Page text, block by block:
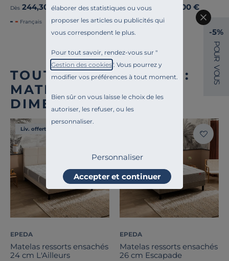
élaborer des statistiques ou vous
proposer les articles ou publicités qui
vous correspondent le plus.
Pour tout savoir, rendez-vous sur "
Gestion des cookies". Vous pourrez y
modifier vos préférences à tout moment.
Bien sûr on vous laisse le choix de les
autoriser, les refuser, ou les
personnaliser.
Personnaliser
Accepter et continuer
Dès 244,30 €Ancien prix
349,00 € -30%
Français
139,00 €
TOUTE NOTRE OFFRE :
MATELAS TOUTES
DIMENSIONS
Liv. offerte
EPEDA
Matelas ressorts ensachés
24 cm L'Ailleurs
EPEDA
Matelas ressorts ensachés
26 cm Escapade
-5%
P
O
U
R
V
O
U
S